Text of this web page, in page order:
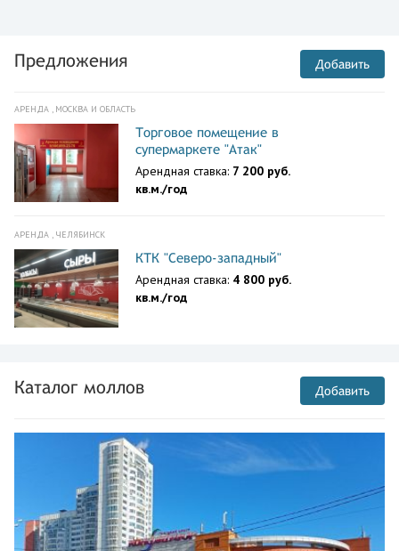
Предложения Добавить
АРЕНДА , МОСКВА И ОБЛАСТЬ
Торговое помещение в
супермаркете "Атак"
Арендная ставка: 7 200 руб.
кв.м./год
АРЕНДА , ЧЕЛЯБИНСК
КТК "Северо-западный"
Арендная ставка: 4 800 руб.
кв.м./год
Каталог моллов Добавить